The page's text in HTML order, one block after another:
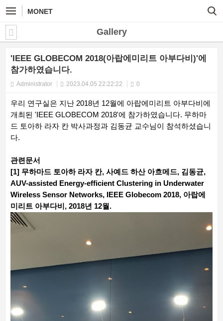
MONET
Gallery
'IEEE GLOBECOM 2018(아랍에미리트 아부다비)'에
참가하였습니다.
Administrator 2023.04.05 22:22:22 0
우리 연구실은 지난 2018년 12월에 아랍에미리트 아부다비에
개최된 'IEEE GLOBECOM 2018'에 참가하였습니다. 무하마
드 토아하 라자 칸 박사과정과 김동균 교수님이 참석하셨습니
다.
관련문서
[1] 무하마드 토아하 라자 칸, 사예드 하산 아흐메드, 김동균,
AUV-assisted Energy-efficient Clustering in Underwater
Wireless Sensor Networks, IEEE Globecom 2018, 아랍에
미리트 아부다비, 2018년 12월.